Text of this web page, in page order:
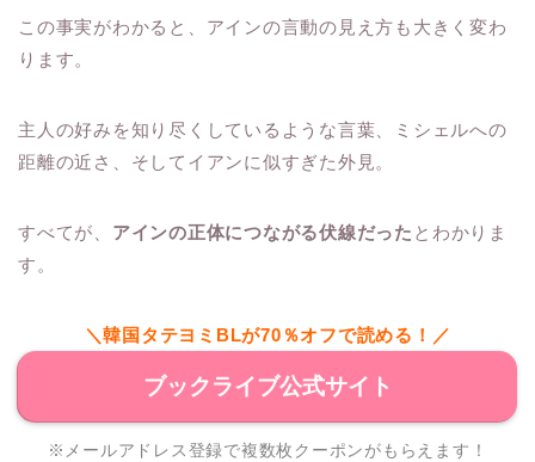
この事実がわかると、アインの言動の見え方も大きく変わ
ります。
主人の好みを知り尽くしているような言葉、ミシェルへの
距離の近さ、そしてイアンに似すぎた外見。
すべてが、 アインの正体につながる伏線だった とわかりま
す。
＼韓国タテヨミBLが70％オフで読める！／
ブックライブ公式サイト
※メールアドレス登録で複数枚クーポンがもらえます！